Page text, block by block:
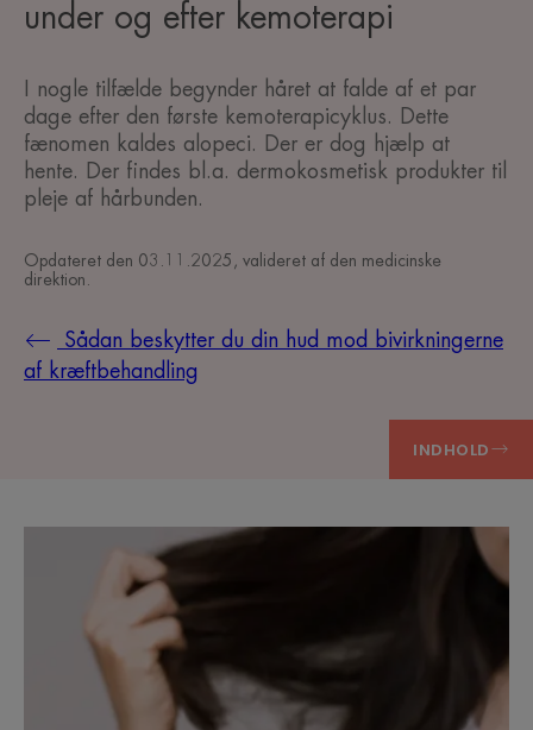
under og efter kemoterapi
I nogle tilfælde begynder håret at falde af et par
dage efter den første kemoterapicyklus. Dette
fænomen kaldes alopeci. Der er dog hjælp at
hente. Der findes bl.a. dermokosmetisk produkter til
pleje af hårbunden.
Opdateret den 03.11.2025 , valideret af den medicinske
direktion
Sådan beskytter du din hud mod bivirkningerne
af kræftbehandling
INDHOLD